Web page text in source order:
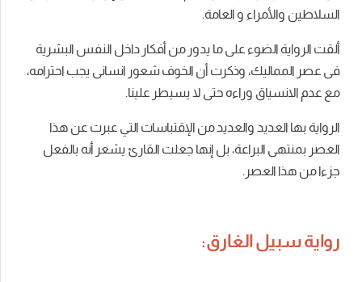
السلاطين والأمراء و العامة.
ألقت الرواية الضوء على ما يدور من أفكار داخل النفس البشرية
فى عصر المماليك، وذكرت أن الخوف شعور انسانى يجب احترامه،
مع عدم الانسياق وراءه حتى لا يسيطر علينا.
الرواية بها العديد والعديد من الإقتباسات التي عبرت عن هذا
العصر بمنتهى البراعة، بل إنها جعلت القارئ يشعر أنه بالفعل
جزءا من هذا العصر.
رواية سبيل الغارق: